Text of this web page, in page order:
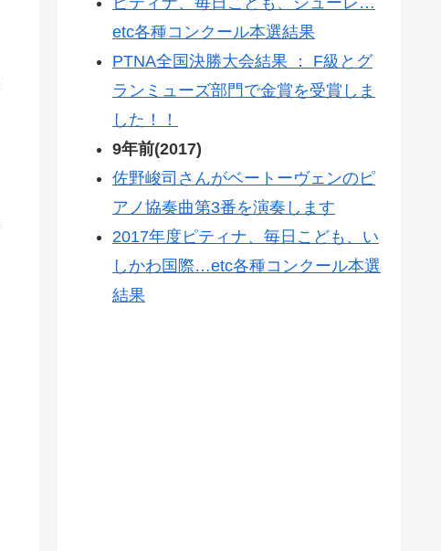
etc各種コンクール本選結果
PTNA全国決勝大会結果 ： F級とグ
ランミューズ部門で金賞を受賞しま
した！！
9年前(2017)
佐野峻司さんがベートーヴェンのピ
アノ協奏曲第3番を演奏します
2017年度ピティナ、毎日こども、い
しかわ国際…etc各種コンクール本選
結果